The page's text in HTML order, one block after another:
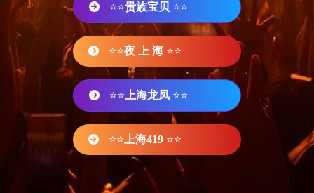
⭐⭐贵族宝贝 ⭐⭐
⭐⭐夜 上 海 ⭐⭐
⭐⭐ 上海龙凤 ⭐⭐
⭐⭐ 上海419 ⭐⭐